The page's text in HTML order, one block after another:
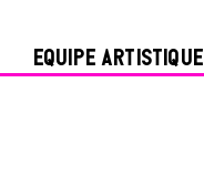
EQUIPE ARTISTIQUE